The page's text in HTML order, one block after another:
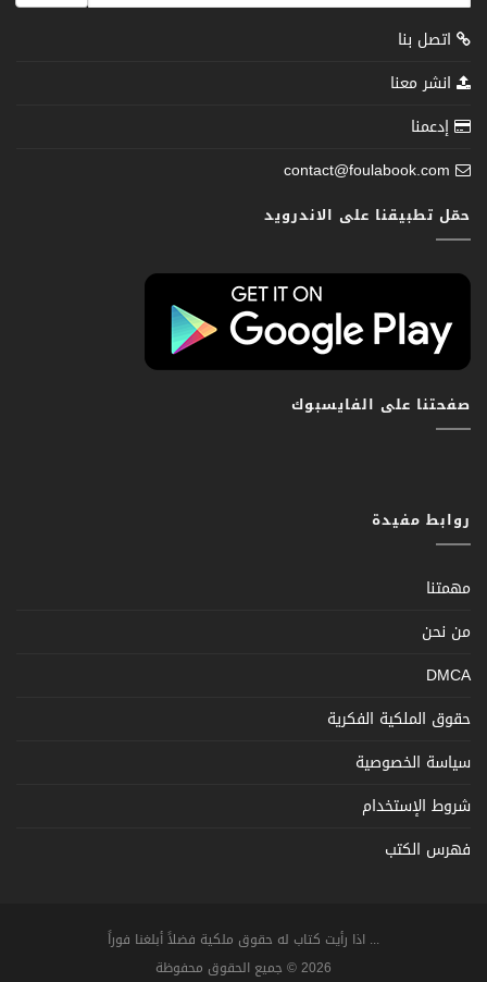
اتصل بنا
انشر معنا
إدعمنا
contact@foulabook.com
حمّل تطبيقنا على الاندرويد
صفحتنا على الفايسبوك
روابط مفيدة
مهمتنا
من نحن
DMCA
حقوق الملكية الفكرية
سياسة الخصوصية
شروط الإستخدام
فهرس الكتب
... اذا رأيت كتاب له حقوق ملكية فضلاً أبلغنا فوراً
2026 © جميع الحقوق محفوظة